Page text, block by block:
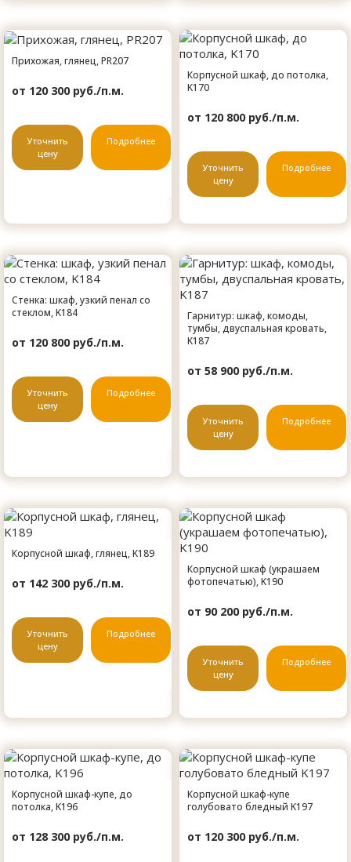
Прихожая, глянец, PR207
от 120 300 руб./п.м.
Уточнить
цену
Подробнее
Корпусной шкаф, до потолка,
K170
от 120 800 руб./п.м.
Уточнить
цену
Подробнее
Стенка: шкаф, узкий пенал со
стеклом, K184
от 120 800 руб./п.м.
Уточнить
цену
Подробнее
Гарнитур: шкаф, комоды,
тумбы, двуспальная кровать,
K187
от 58 900 руб./п.м.
Уточнить
цену
Подробнее
Корпусной шкаф, глянец, K189
от 142 300 руб./п.м.
Уточнить
цену
Подробнее
Корпусной шкаф (украшаем
фотопечатью), K190
от 90 200 руб./п.м.
Уточнить
цену
Подробнее
Корпусной шкаф-купе, до
потолка, K196
от 128 300 руб./п.м.
Корпусной шкаф-купе
голубовато бледный K197
от 120 300 руб./п.м.